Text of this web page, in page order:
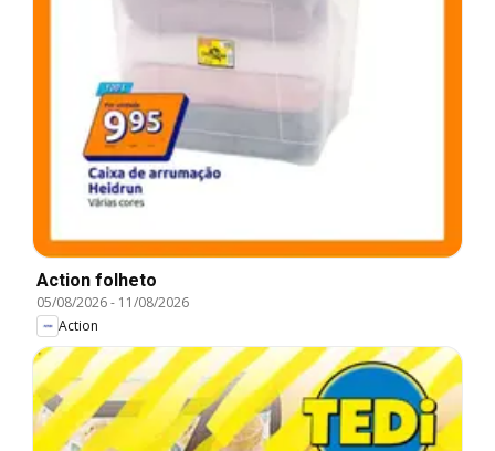
Action folheto
05/08/2026- 11/08/2026
Action